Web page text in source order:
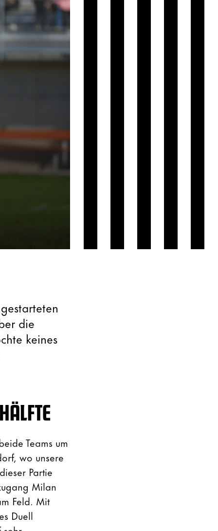
die
keines
Teams um
wo unsere
Partie
Milan
Feld. Mit
Duell